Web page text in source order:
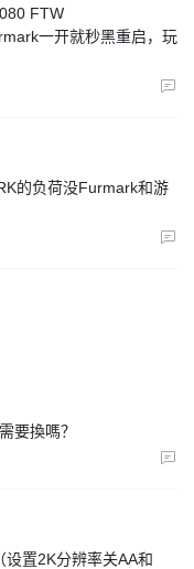
FTW
一开就秒黑重启，玩
的负荷没Furmark和游
要換嗎？
置2K分辨率关AA和